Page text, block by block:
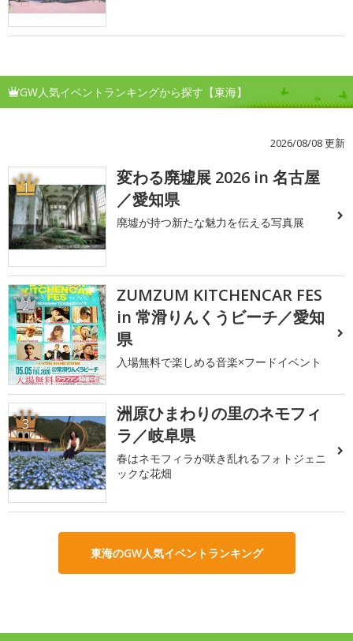
GW人気イベントランキングから探す【東海】
2026/08/08 更新
1
変わる廃墟展 2026 in 名古屋
／愛知県
廃墟が持つ新たな魅力を伝える写真展
2
ZUMZUM KITCHENCAR FES
in 常滑りんくうビーチ／愛知
県
入場無料で楽しめる音楽×フードイベント
3
洲原ひまわりの里のネモフィ
ラ／岐阜県
春はネモフィラが咲き乱れるフォトジェニ
ックな花畑
東海のGW人気イベントランキング